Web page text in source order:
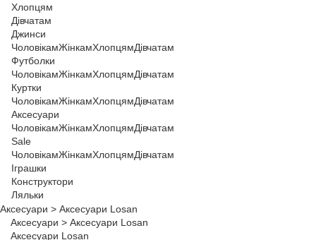
Хлопцям
Дівчатам
Джинси
ЧоловікамЖінкамХлопцямДівчатам
Футболки
ЧоловікамЖінкамХлопцямДівчатам
Куртки
ЧоловікамЖінкамХлопцямДівчатам
Аксесуари
ЧоловікамЖінкамХлопцямДівчатам
Sale
ЧоловікамЖінкамХлопцямДівчатам
Іграшки
Конструктори
Ляльки
Аксесуари > Аксесуари Losan
Аксесуари > Аксесуари Losan
Аксесуари Losan